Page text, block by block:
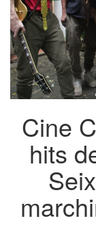
Cine
hits